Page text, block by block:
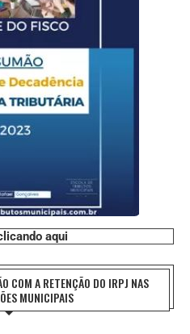
aqui
COM A RETENÇÃO DO IRPJ NAS
MUNICIPAIS